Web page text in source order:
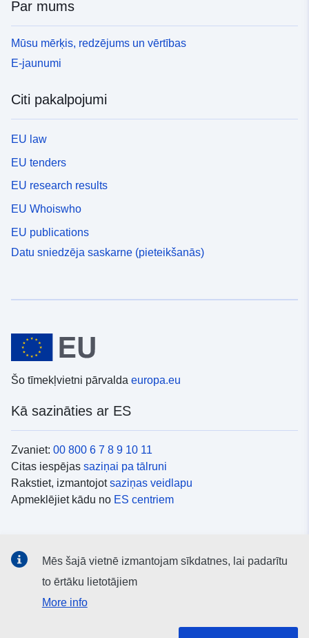
Par mums
Mūsu mērķis, redzējums un vērtības
E-jaunumi
Citi pakalpojumi
EU law
EU tenders
EU research results
EU Whoiswho
EU publications
Datu sniedzēja saskarne (pieteikšanās)
Šo tīmekļvietni pārvalda europa.eu
Kā sazināties ar ES
Zvaniet: 00 800 6 7 8 9 10 11
Citas iespējas saziņai pa tālruni
Rakstiet, izmantojotsaziņas veidlapu
Apmeklējiet kādu no ES centriem
ES kontisociālajos medijos
Mēs šajā vietnē izmantojam sīkdatnes, lai padarītu
to ērtāku lietotājiem
More info